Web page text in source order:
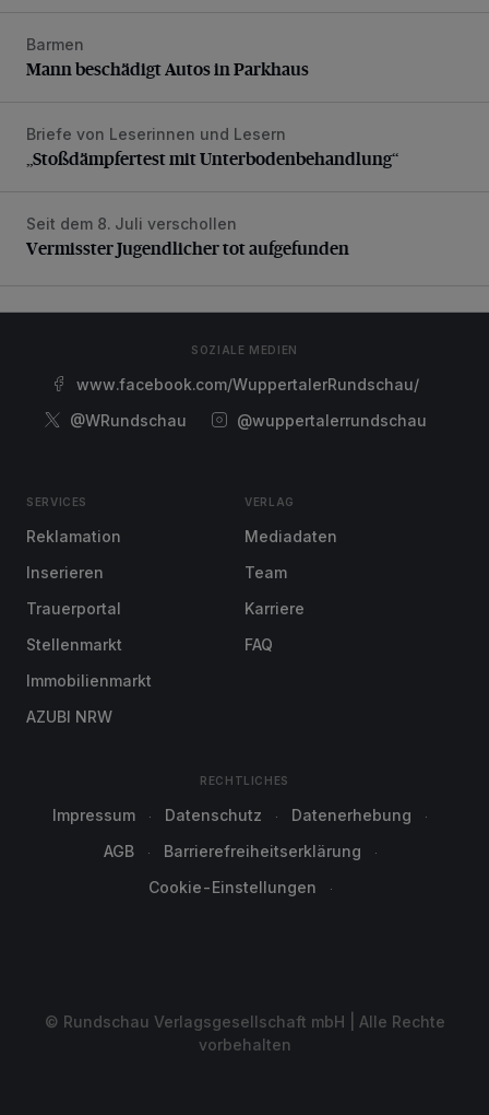
Mann beschädigt Autos in Parkhaus
Barmen
Mann beschädigt Autos in Parkhaus
„Stoßdämpfertest mit Unterbodenbehandlung“
Briefe von Leserinnen und Lesern
„Stoßdämpfertest mit Unterbodenbehandlung“
Vermisster Jugendlicher tot aufgefunden
Seit dem 8. Juli verschollen
Vermisster Jugendlicher tot aufgefunden
SOZIALE MEDIEN
www.facebook.com/WuppertalerRundschau/
@WRundschau
@wuppertalerrundschau
SERVICES
Reklamation
Inserieren
Trauerportal
Stellenmarkt
Immobilienmarkt
AZUBI NRW
VERLAG
Mediadaten
Team
Karriere
FAQ
RECHTLICHES
Impressum Datenschutz
Datenerhebung
AGB
Barrierefreiheitserklärung
Cookie-Einstellungen
© Rundschau Verlagsgesellschaft mbH | Alle Rechte
vorbehalten